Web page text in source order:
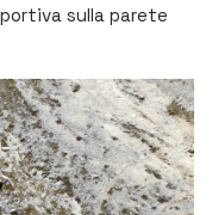
sulla parete